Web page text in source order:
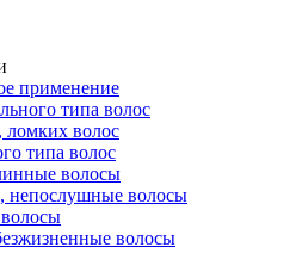
применение
типа волос
ломких волос
типа волос
волосы
непослушные волосы
волосы